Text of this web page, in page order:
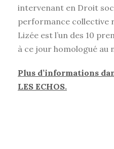
intervenant en Droit
performance collective
Lizée est l’un des 10
à ce jour homologué au
Plus d’informations
LES ECHOS.